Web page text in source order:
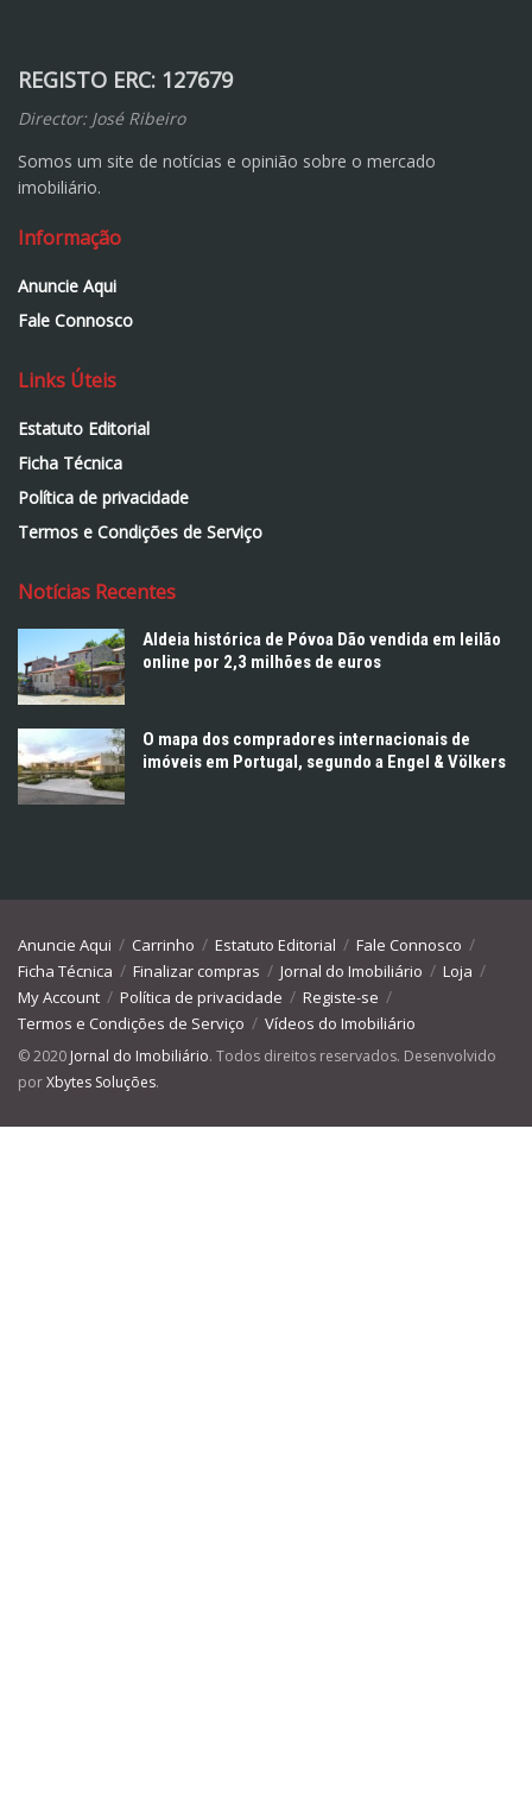
REGISTO ERC: 127679
Director: José Ribeiro
Somos um site de notícias e opinião sobre o mercado
imobiliário.
Informação
Anuncie Aqui
Fale Connosco
Links Úteis
Estatuto Editorial
Ficha Técnica
Política de privacidade
Termos e Condições de Serviço
Notícias Recentes
Aldeia histórica de Póvoa Dão vendida em leilão
online por 2,3 milhões de euros
O mapa dos compradores internacionais de
imóveis em Portugal, segundo a Engel & Völkers
Anuncie Aqui Carrinho Estatuto Editorial
Fale Connosco
Ficha Técnica
Finalizar compras Jornal do Imobiliário
Loja
My Account
Política de privacidade
Registe-se
Termos e Condições de Serviço
Vídeos do Imobiliário
© 2020 Jornal do Imobiliário. Todos direitos reservados. Desenvolvido
porXbytes Soluções.